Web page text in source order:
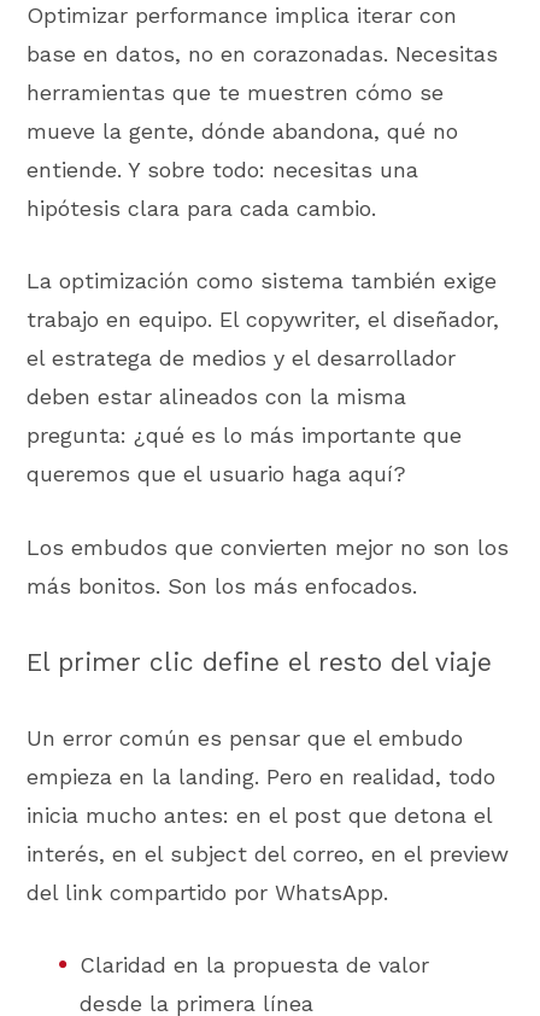
Optimizar performance implica iterar con
base en datos, no en corazonadas. Necesitas
herramientas que te muestren cómo se
mueve la gente, dónde abandona, qué no
entiende. Y sobre todo: necesitas una
hipótesis clara para cada cambio.
La optimización como sistema también exige
trabajo en equipo. El copywriter, el diseñador,
el estratega de medios y el desarrollador
deben estar alineados con la misma
pregunta: ¿qué es lo más importante que
queremos que el usuario haga aquí?
Los embudos que convierten mejor no son los
más bonitos. Son los más enfocados.
El primer clic define el resto del viaje
Un error común es pensar que el embudo
empieza en la landing. Pero en realidad, todo
inicia mucho antes: en el post que detona el
interés, en el subject del correo, en el preview
del link compartido por WhatsApp.
Claridad en la propuesta de valor
desde la primera línea